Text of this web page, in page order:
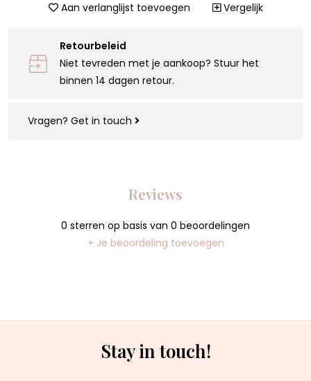
Aan verlanglijst toevoegen Vergelijk
Retourbeleid
Niet tevreden met je aankoop? Stuur het
binnen 14 dagen retour.
Vragen? Get in touch
Reviews
0 sterren op basis van 0 beoordelingen
+ Je beoordeling toevoegen
Stay in touch!